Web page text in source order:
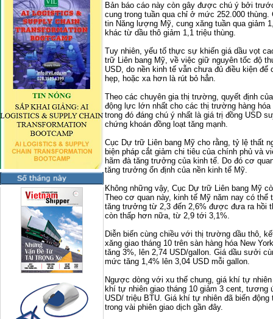
Bản báo cáo này còn gây được chú ý bởi
cung trong tuần qua chỉ ở mức 252.000
tin Năng lượng Mỹ, cung xăng tuần qua giảm
khác từ dầu thô giảm 1,1 triệu thùng.
Tuy nhiên, yếu tố thực sự khiến giá dầu vọt
trữ Liên bang Mỹ, về việc giữ nguyên tốc độ
USD, do nền kinh tế vẫn chưa đủ điều kiện
hẹp, hoặc xa hơn là rút bỏ hẳn.
Theo các chuyên gia thị trường, quyết định
động lực lớn nhất cho các thị trường hàng
trong đó đáng chú ý nhất là giá trị đồng USD
chứng khoán đồng loạt tăng mạnh.
Cục Dự trữ Liên bang Mỹ cho rằng, tỷ lệ thất
biện pháp cắt giảm chi tiêu của chính phủ và
hãm đà tăng trưởng của kinh tế. Do đó cơ
tăng trưởng ổn định của nền kinh tế Mỹ.
Không những vậy, Cục Dự trữ Liên bang Mỹ
Theo cơ quan này, kinh tế Mỹ năm nay có
tăng trưởng từ 2,3 đến 2,6% được đưa ra hồi
còn thấp hơn nữa, từ 2,9 tới 3,1%.
Diễn biến cùng chiều với thị trường dầu thô,
xăng giao tháng 10 trên sàn hàng hóa New
tăng 3%, lên 2,74 USD/gallon. Giá dầu sưởi
mức tăng 1,4% lên 3,04 USD mỗi gallon.
Ngược dòng với xu thế chung, giá khí tự
khí tự nhiên giao tháng 10 giảm 3 cent,
USD/ triệu BTU. Giá khí tự nhiên đã biến
trong vài phiên giao dịch gần đây.